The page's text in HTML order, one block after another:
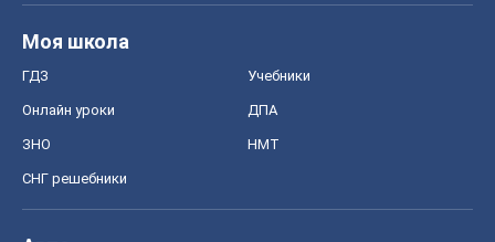
Моя школа
ГДЗ Учебники
Онлайн уроки ДПА
ЗНО НМТ
СНГ решебники